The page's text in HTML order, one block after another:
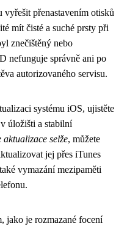
vyřešit přenastavením otisků
mít čisté a suché prsty při
znečištěný nebo
nefunguje správně ani po
autorizovaného servisu.
systému iOS, ujistěte
úložišti a stabilní
aktualizace selže, můžete
jej přes iTunes
vymazání mezipaměti
jako je rozmazané focení